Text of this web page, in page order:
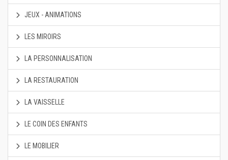
JEUX - ANIMATIONS
LES MIROIRS
LA PERSONNALISATION
LA RESTAURATION
LA VAISSELLE
LE COIN DES ENFANTS
LE MOBILIER